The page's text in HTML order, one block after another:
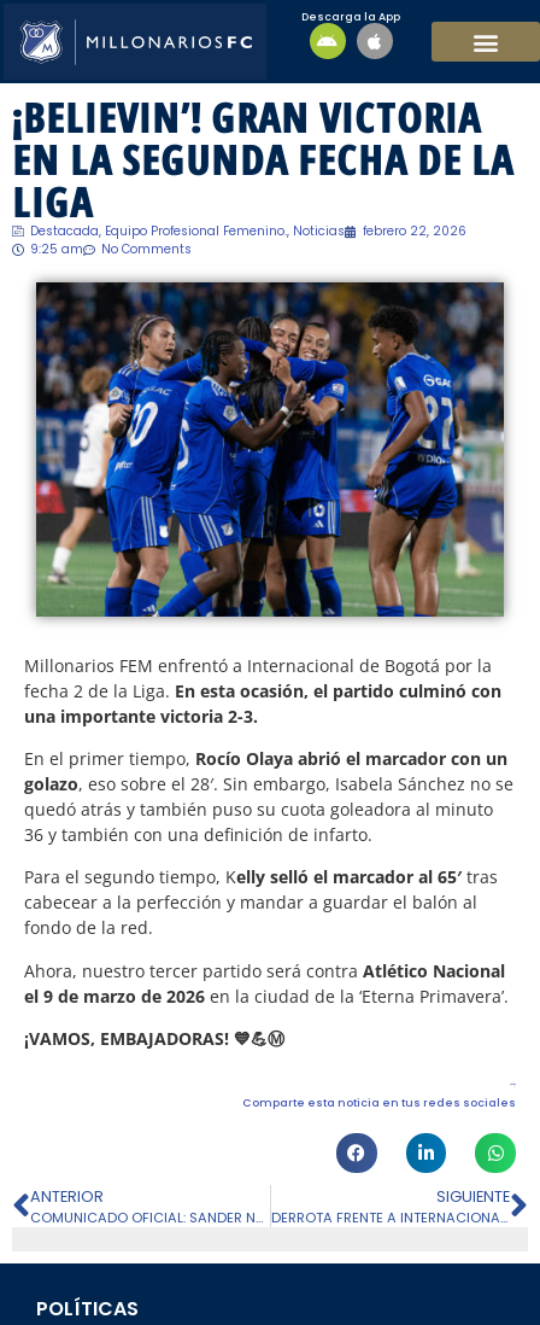
Descarga la App
¡BELIEVIN’! GRAN VICTORIA
EN LA SEGUNDA FECHA DE LA
LIGA
Destacada, Equipo Profesional Femenino., Noticias
febrero 22, 2026
9:25 am
No Comments
Millonarios FEM enfrentó a Internacional de Bogotá por la
fecha 2 de la Liga. En esta ocasión, el partido culminó con
una importante victoria 2-3.
En el primer tiempo, Rocío Olaya abrió el marcador con un
golazo, eso sobre el 28′. Sin embargo, Isabela Sánchez no se
quedó atrás y también puso su cuota goleadora al minuto
36 y también con una definición de infarto.
Para el segundo tiempo, Kelly selló el marcador al 65′ tras
cabecear a la perfección y mandar a guardar el balón al
fondo de la red.
Ahora, nuestro tercer partido será contra Atlético Nacional
el 9 de marzo de 2026 en la ciudad de la ‘Eterna Primavera’.
¡VAMOS, EMBAJADORAS! 💙💪Ⓜ️
Comparte esta noticia en tus redes sociales
ANTERIOR
COMUNICADO OFICIAL: SANDER NAVARRO Y BRAYAN CUERO
SIGUIENTE
DERROTA FRENTE A INTERNACIONAL: FECHA 8
POLÍTICAS